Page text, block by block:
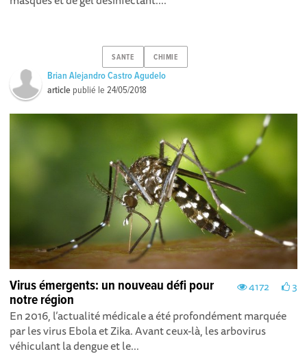
SANTE CHIMIE
Brian Alejandro Castro Agudelo
article publié le24/05/2018
4172 3
Virus émergents: un nouveau défi pour
notre région
En 2016, l’actualité médicale a été profondément marquée
par les virus Ebola et Zika. Avant ceux-là, les arbovirus
véhiculant la dengue et le...